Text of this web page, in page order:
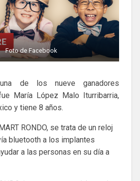
Foto de Facebook
de los nueve ganadores
María López Malo Iturribarria,
y tiene 8 años.
RONDO, se trata de un reloj
bluetooth a los implantes
a las personas en su día a